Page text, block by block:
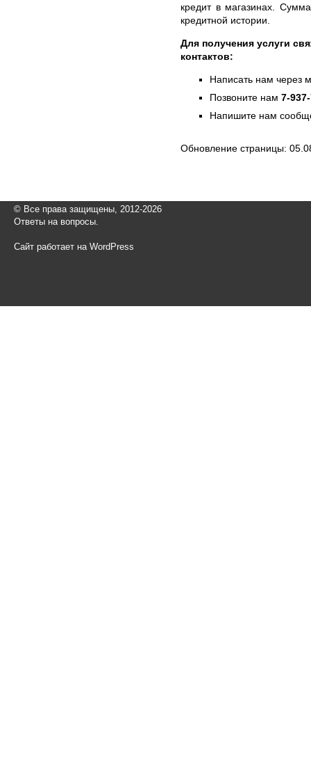
кредит в магазинах.
кредитной истории.
Для получения услуги
контактов:
Написать нам через
Позвоните нам 7-
Напишите нам
Обновление страницы:
© Все права защищены, 2012-2026
Ответы на вопросы.
Сайт работает на WordPress